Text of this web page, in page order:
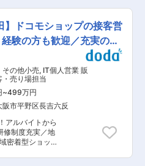
き方改革にも注
発生した場合
。
の範囲）弊社業
ン、介護など
メーカーの企業
という目標に
未経験、経験
一緒に働きたい
と幸いです。
ドコモショップの接客営
験の方も歓迎／充実の研
その他小売, IT個人営業 販
・売り場担当
~499万円
阪市平野区長吉六反
アルバイトから
修制度充実／地
密着型ショップ